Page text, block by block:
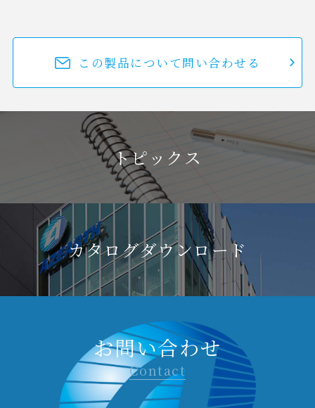
この製品について問い合わせる
トピックス
カタログダウンロード
お問い合わせ
Contact